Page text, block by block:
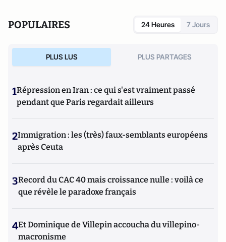
POPULAIRES 24 Heures 7 Jours
PLUS LUS PLUS PARTAGES
1Répression en Iran : ce qui s'est vraiment passé
pendant que Paris regardait ailleurs
2Immigration : les (très) faux-semblants européens
après Ceuta
3Record du CAC 40 mais croissance nulle : voilà ce
que révèle le paradoxe français
4Et Dominique de Villepin accoucha du villepino-
macronisme